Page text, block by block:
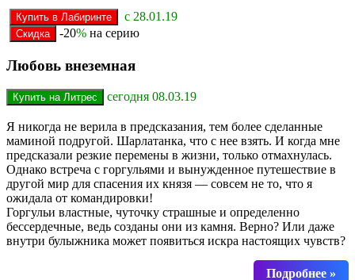
с 28.01.19
-20% на серию
Любовь внеземная
сегодня 08.03.19
Я никогда не верила в предсказания, тем более сделанные
маминой подругой. Шарлатанка, что с нее взять. И когда мне
предсказали резкие перемены в жизни, только отмахнулась.
Однако встреча с горгульями и вынужденное путешествие в
другой мир для спасения их князя — совсем не то, что я
ожидала от командировки!
Горгульи властные, чуточку страшные и определенно
бессердечные, ведь созданы они из камня. Верно? Или даже
внутри булыжника может появиться искра настоящих чувств?